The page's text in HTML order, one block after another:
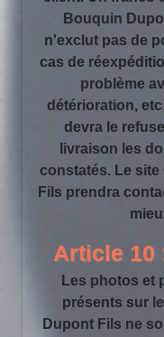
Bouquin
n'exclut pas de
cas de
problème
détérioration,
devra le
livraison les
constatés. Le
Fils prendra
Article 10
Les photos et
présents sur
Dupont Fils ne